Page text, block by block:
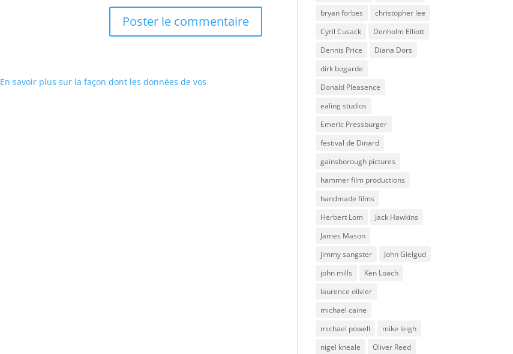
En savoir plus sur la façon dont les données de vos
bryan forbes
christopher lee
Cyril Cusack
Denholm Elliott
Dennis Price
Diana Dors
dirk bogarde
Donald Pleasence
ealing studios
Emeric Pressburger
festival de Dinard
gainsborough pictures
hammer film productions
handmade films
Herbert Lom
Jack Hawkins
James Mason
jimmy sangster
John Gielgud
john mills
Ken Loach
laurence olivier
michael caine
michael powell
mike leigh
nigel kneale
Oliver Reed